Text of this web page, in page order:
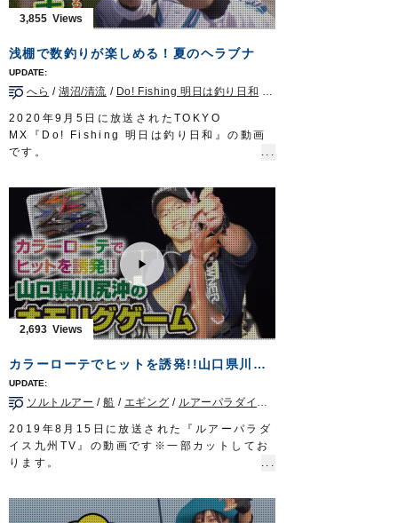
迫力満点の魚体が繰り出す強烈なファイト
は、一度味わえば病みつきになること、請け
タックル
ロッド：ジギングロッド 6ft3in
リール：4000番クラス中型スピニングリール
メインライン：PE 2号
リーダー：ナイロン 6号2m + フロロ 12号
ジグヘッド：虫ヘッドパワー 3g
OWNERMOVIE http://ownertv.jp/
オーナーばりwebsite
http://www.owner.co.jp
3,855
浅棚で数釣りが楽しめる！夏のヘラブナ
へら /湖沼/清流 / Do! Fishing 明日は釣り日和
2020年9月5日に放送されたTOKYO
MX『Do! Fishing 明日は釣り日和』の動画
です。
のゲームフィッシングであるヘラブナ釣り
は、ビギナーからベテランまで誰もが楽しめ
る釣りとして人気。
一見、のんびりしている様に見えるヘラブナ
釣りですが、実際はとてもエキサイティン
グ。
今回はトップトーナメンターの岡田清さんが
神奈川県の厚木へら鮒センターで、管理釣り
場での楽しみ方をご紹介いたします。
■使用製品
ザイト・白の道糸
スズ バラサ
Do!Fishing 毎週土曜日 8:30～8:45放送※
第3土曜日は放送休止
https://s.mxtv.jp/variety/do_fishing/
OWNERMOVIE
http://ownertv.jp/
オーナーばりwebsite
2,693
カラーローテでヒットを誘発!!山口県川尻沖のオモリグゲーム
ソルトルアー /船 / エギング / ルアーパラダイス九州TV
2019年8月15日に放送された『ルアーパラダ
イス九州TV』の動画です※一部カットしてお
ります。
門市川尻沖のオモリグゲームでケンサキイカ
を狙います。